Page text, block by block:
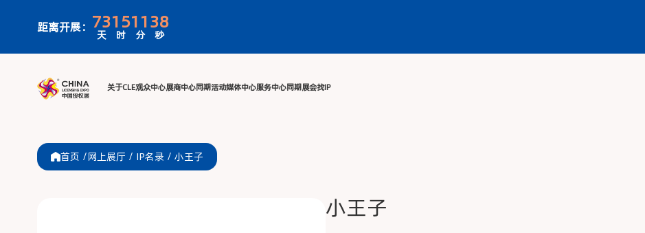
距离开展： 73
天
15
时
11
分
38
秒
首页 /网上展厅 / IP名录 / 小王子
小王子